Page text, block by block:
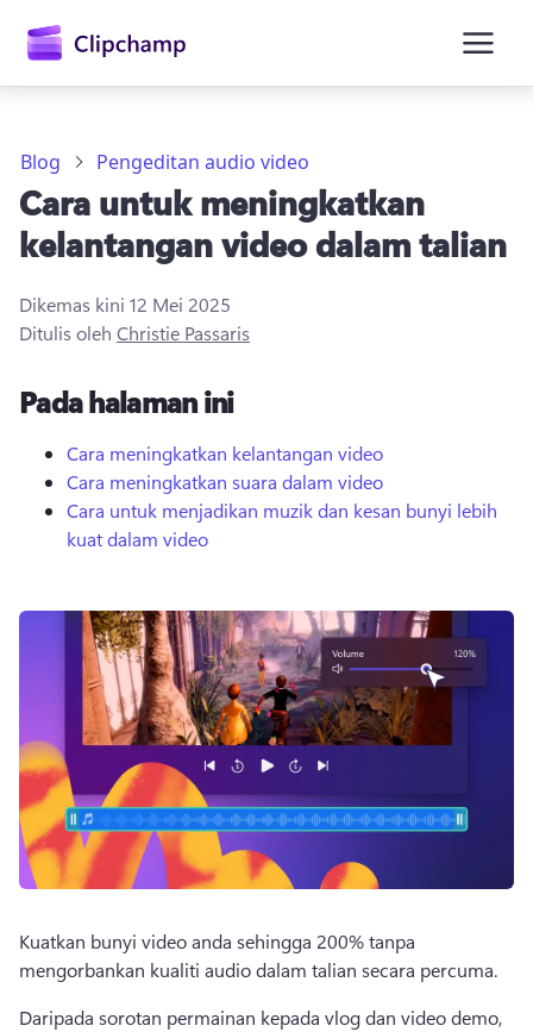
utama
Cuba secara percuma
Blog Pengeditan audio video
Cara untuk meningkatkan
kelantangan video dalam talian
Dikemas kini 12 Mei 2025
Ditulis oleh Christie Passaris
Pada halaman ini
Cara meningkatkan kelantangan video
Cara meningkatkan suara dalam video
Cara untuk menjadikan muzik dan kesan bunyi lebih
kuat dalam video
Kuatkan bunyi video anda sehingga 200% tanpa
mengorbankan kualiti audio dalam talian secara percuma.
Daripada sorotan permainan kepada vlog dan video demo,